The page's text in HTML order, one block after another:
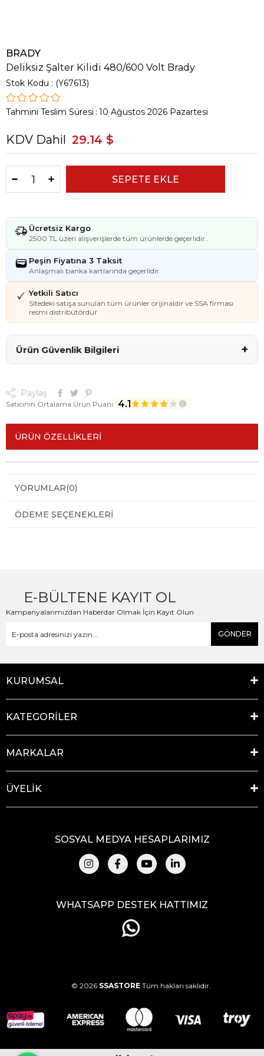
BRADY
Deliksiz Şalter Kilidi 480/600 Volt Brady
Stok Kodu (Y67613)
Tahmini Teslim Süresi : 10 Ağustos 2026 Pazartesi
KDV Dahil 29.14 $
Ücretsiz Kargo
2500 TL üzeri alışverişlerde tüm ürünlerde geçerlidir..
Peşin Fiyatına 3 Taksit
Anlaşmalı banka kartlarında geçerlidir.
Yetkili Satıcı
Sitedeki satışa sunulan tüm ürünler orijinaldir ve SSA firması
resmi distribütördür.
Ürün Güvenlik Bilgileri +
Paylaş
Satıcının Ortalama Ürün Puanı: 4.1
ÜRÜN ÖZELLIKLERI
YORUMLAR(0)
ÖDEME SEÇENEKLERI
E-BÜLTENE KAYIT OL
Kampanyalarımızdan Haberdar Olmak İçin Kayıt Olun
GÖNDER
KURUMSAL
KATEGORİLER
MARKALAR
ÜYELİK
SOSYAL MEDYA HESAPLARIMIZ
WHATSAPP DESTEK HATTIMIZ
© 2026 SSASTORE Tüm hakları saklıdır.